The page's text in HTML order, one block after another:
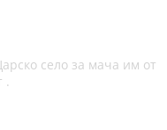
село за мача им от
.